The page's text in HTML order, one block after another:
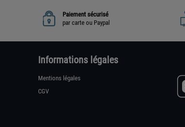
Paiement sécurisé
par carte ou Paypal
Informations légales
Mentions légales
CGV